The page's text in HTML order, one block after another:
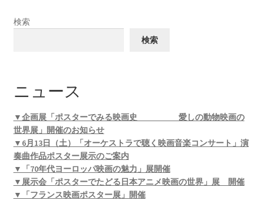
検索
検索
ニュース
▼企画展「ポスターでみる映画史 愛しの動物映画の
世界展」開催のお知らせ
▼6月13日（土）「オーケストラで聴く映画音楽コンサート」演
奏曲作品ポスター展示のご案内
▼「70年代ヨーロッパ映画の魅力」展開催
▼展示会「ポスターでたどる日本アニメ映画の世界」展 開催
▼「フランス映画ポスター展」開催